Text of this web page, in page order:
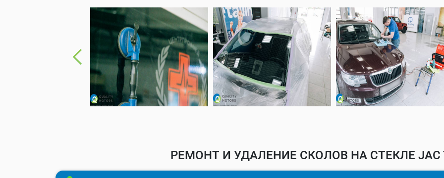
РЕМОНТ И УДАЛЕНИЕ СКОЛОВ НА СТЕКЛЕ JAC